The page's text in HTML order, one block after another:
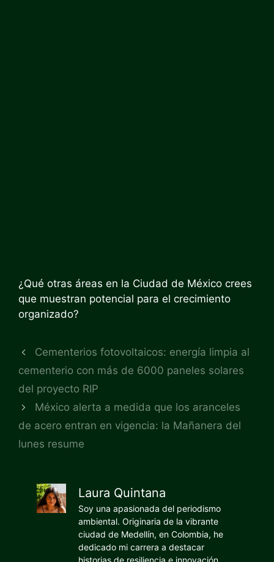
¿Qué otras áreas en la Ciudad de México crees
que muestran potencial para el crecimiento
organizado?
Cementerios fotovoltaicos: energía limpia al
cementerio con más de 6000 paneles solares
del proyecto RIP
México alerta a medida que los aranceles
de acero entran en vigencia: la Mañanera del
lunes resume
Laura Quintana
Soy una apasionada del periodismo
ambiental. Originaria de la vibrante
ciudad de Medellín, en Colombia, he
dedicado mi carrera a destacar